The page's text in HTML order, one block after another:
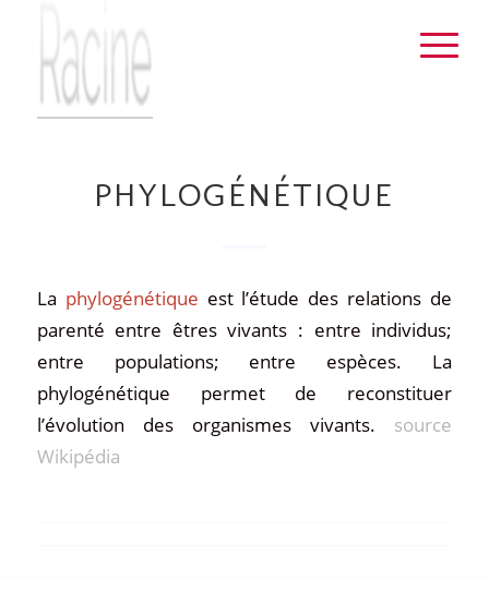
PHYLOGÉNÉTIQUE
La phylogénétique est l’étude des relations de
parenté entre êtres vivants : entre individus;
entre populations; entre espèces. La
phylogénétique permet de reconstituer
l’évolution des organismes vivants. source
Wikipédia